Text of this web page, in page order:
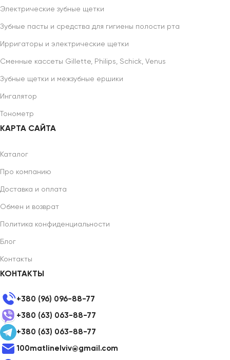
Электрические зубные щетки
Зубные пасты и средства для гигиены полости рта
Ирригаторы и электрические щетки
Сменные кассеты Gillette, Philips, Schick, Venus
Зубные щетки и межзубные ершики
Ингалятор
Тонометр
КАРТА САЙТА
Каталог
Про компанию
Доставка и оплата
Обмен и возврат
Политика конфиденциальности
Блог
Контакты
КОНТАКТЫ
+380 (96) 096-88-77
+380 (63) 063-88-77
+380 (63) 063-88-77
100matlinelviv@gmail.com